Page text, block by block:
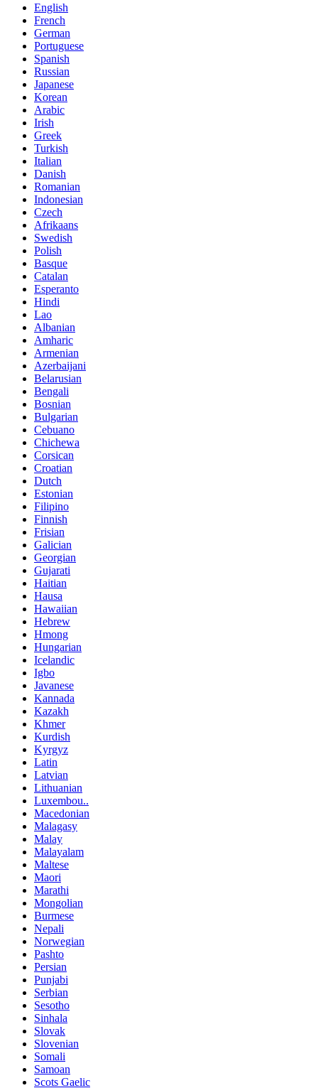
English
French
German
Portuguese
Spanish
Russian
Japanese
Korean
Arabic
Irish
Greek
Turkish
Italian
Danish
Romanian
Indonesian
Czech
Afrikaans
Swedish
Polish
Basque
Catalan
Esperanto
Hindi
Lao
Albanian
Amharic
Armenian
Azerbaijani
Belarusian
Bengali
Bosnian
Bulgarian
Cebuano
Chichewa
Corsican
Croatian
Dutch
Estonian
Filipino
Finnish
Frisian
Galician
Georgian
Gujarati
Haitian
Hausa
Hawaiian
Hebrew
Hmong
Hungarian
Icelandic
Igbo
Javanese
Kannada
Kazakh
Khmer
Kurdish
Kyrgyz
Latin
Latvian
Lithuanian
Luxembou..
Macedonian
Malagasy
Malay
Malayalam
Maltese
Maori
Marathi
Mongolian
Burmese
Nepali
Norwegian
Pashto
Persian
Punjabi
Serbian
Sesotho
Sinhala
Slovak
Slovenian
Somali
Samoan
Scots Gaelic